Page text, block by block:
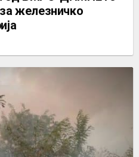
железничко